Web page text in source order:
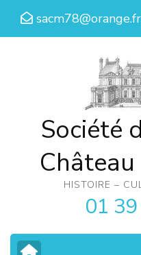
Aller
sacm78@orange.fr
Société
HISTOIRE –
01